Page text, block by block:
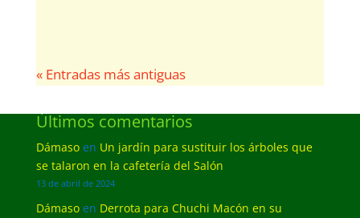
« Entradas más antiguas
Últimos comentarios
Dámasoen Un jardín para sustituir los árboles que
se talaron en la cafetería del Salón
13 de abril de 2024
Dámasoen Derrota para Chuchi Macón en su